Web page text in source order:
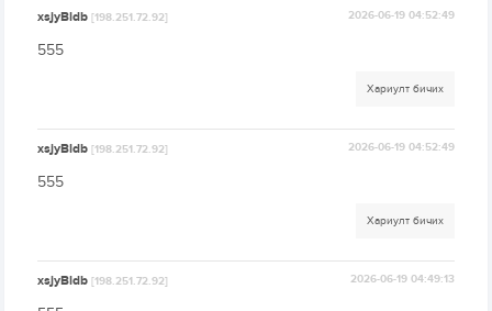
xsjyBldb[198.251.72.92] 2026-06-19 04:52:49
555
Хариулт бичих
xsjyBldb[198.251.72.92] 2026-06-19 04:52:49
555
Хариулт бичих
xsjyBldb[198.251.72.92] 2026-06-19 04:49:13